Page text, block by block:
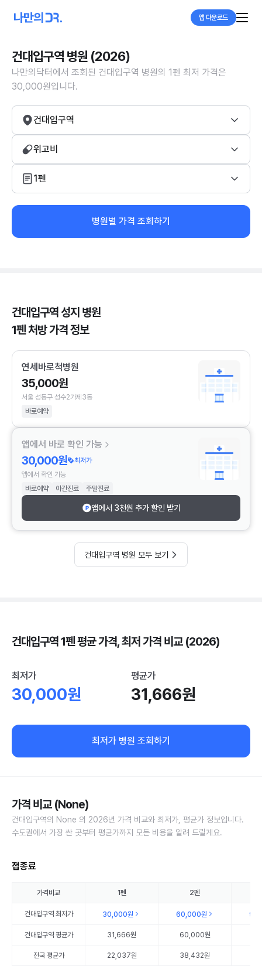
앱 다운로드
건대입구역 병원 (2026)
나만의닥터에서 조회된 건대입구역 병원의 1펜 최저 가격은
30,000원입니다.
건대입구역
위고비
1펜
병원별 가격 조회하기
건대입구역 성지 병원
1펜 처방 가격 정보
연세바로척병원
35,000원
서울 성동구 성수2가제3동
바로예약
앱에서 바로 확인 가능
30,000원
최저가
앱에서 확인 가능
바로예약
야간진료 주말진료
앱에서 3천원 추가 할인 받기
건대입구역 병원 모두 보기
건대입구역 1펜 평균 가격, 최저 가격 비교 (2026)
최저가
30,000원
평균가
31,666원
최저가 병원 조회하기
가격 비교 (None)
건대입구역의 None 의 2026년 가격 비교와 최저가, 평균가 정보입니다.
수도권에서 가장 싼 곳부터 평균가까지 모든 비용을 알려 드릴게요.
접종료
가격비교 1펜 2펜
건대입구역최저가 30,000원 60,000원
건대입구역평균가 31,666원 60,000원
전국 평균가 22,037원 38,432원